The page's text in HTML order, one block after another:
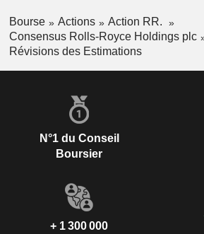
Bourse Actions
Action RR.
Consensus Rolls-Royce Holdings plc
Révisions des Estimations
N°1 du Conseil
Boursier
+ 1 300 000